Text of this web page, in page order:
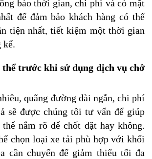
báo thời gian, chi phí và có mặt
để đảm bảo khách hàng có thể
tiện nhất, tiết kiệm một thời gian
kể.
thể trước khi sử dụng dịch vụ chở
quãng đường dài ngắn, chi phí
sẽ được chúng tôi tư vấn để giúp
thể nắm rõ để chốt đặt hay không.
chọn loại xe tải phù hợp với khối
cần chuyển để giảm thiểu tối đa